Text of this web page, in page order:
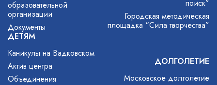
образовательной
организации
Документы
ДЕТЯМ
Каникулы на Вадковском
Актив центра
Объединения
поиск”
Городская методическая
площадка “Сила творчества”
ДОЛГОЛЕТИЕ
Московское долголетие